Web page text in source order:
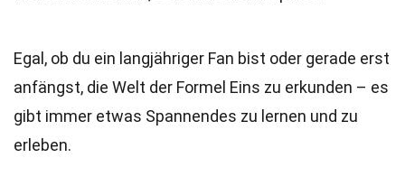
Egal, ob du ein langjähriger Fan bist oder gerade erst
anfängst, die Welt der Formel Eins zu erkunden – es
gibt immer etwas Spannendes zu lernen und zu
erleben.